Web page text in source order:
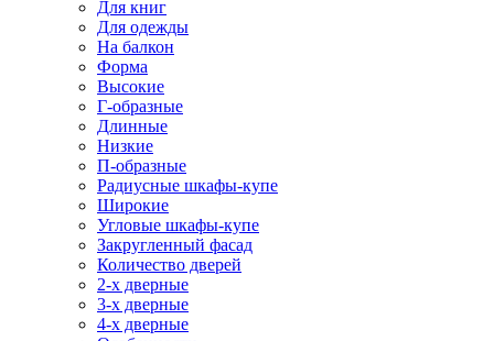
Для книг
Для одежды
На балкон
Форма
Высокие
Г-образные
Длинные
Низкие
П-образные
Радиусные шкафы-купе
Широкие
Угловые шкафы-купе
Закругленный фасад
Количество дверей
2-х дверные
3-х дверные
4-х дверные